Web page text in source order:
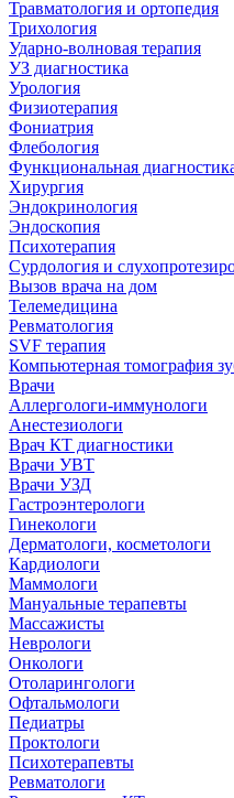
Травматология и ортопедия
Трихология
Ударно-волновая терапия
УЗ диагностика
Урология
Физиотерапия
Фониатрия
Флебология
Функциональная
Хирургия
Эндокринология
Эндоскопия
Психотерапия
Сурдология и
Вызов врача на дом
Телемедицина
Ревматология
SVF терапия
Компьютерная томография
Врачи
Аллергологи-иммунологи
Анестезиологи
Врач КТ диагностики
Врачи УВТ
Врачи УЗД
Гастроэнтерологи
Гинекологи
Дерматологи, косметологи
Кардиологи
Маммологи
Мануальные терапевты
Массажисты
Неврологи
Онкологи
Отоларингологи
Офтальмологи
Педиатры
Проктологи
Психотерапевты
Ревматологи